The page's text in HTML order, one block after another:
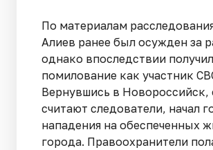
По материалам
Алиев ранее был осужден за
однако впоследствии получил
помилование как участник
Вернувшись в Новороссийск,
считают следователи, начал
нападения на обеспеченных
города. Правоохранители